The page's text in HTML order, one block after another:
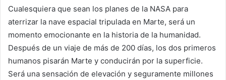
Cualesquiera que sean los planes de la NASA para
aterrizar la nave espacial tripulada en Marte, será un
momento emocionante en la historia de la humanidad.
Después de un viaje de más de 200 días, los dos primeros
humanos pisarán Marte y conducirán por la superficie.
Será una sensación de elevación y seguramente millones